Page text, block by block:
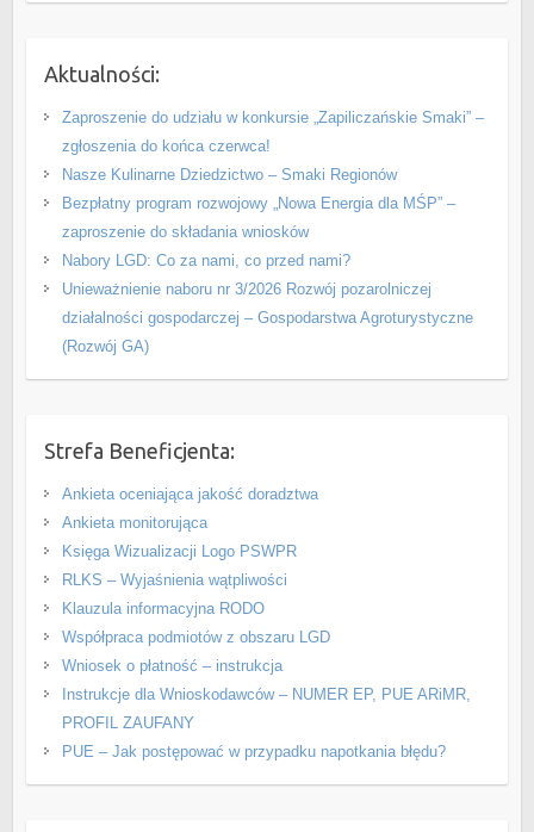
Aktualności:
Zaproszenie do udziału w konkursie „Zapiliczańskie Smaki” –
zgłoszenia do końca czerwca!
Nasze Kulinarne Dziedzictwo – Smaki Regionów
Bezpłatny program rozwojowy „Nowa Energia dla MŚP” –
zaproszenie do składania wniosków
Nabory LGD: Co za nami, co przed nami?
Unieważnienie naboru nr 3/2026 Rozwój pozarolniczej
działalności gospodarczej – Gospodarstwa Agroturystyczne
(Rozwój GA)
Strefa Beneficjenta:
Ankieta oceniająca jakość doradztwa
Ankieta monitorująca
Księga Wizualizacji Logo PSWPR
RLKS – Wyjaśnienia wątpliwości
Klauzula informacyjna RODO
Współpraca podmiotów z obszaru LGD
Wniosek o płatność – instrukcja
Instrukcje dla Wnioskodawców – NUMER EP, PUE ARiMR,
PROFIL ZAUFANY
PUE – Jak postępować w przypadku napotkania błędu?